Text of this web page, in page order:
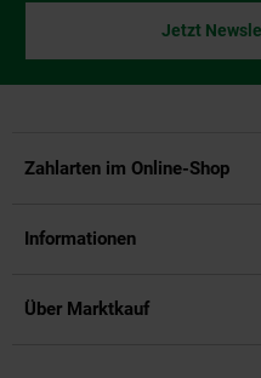
Jetzt
Zahlarten im Online-Shop
Informationen
Über Marktkauf